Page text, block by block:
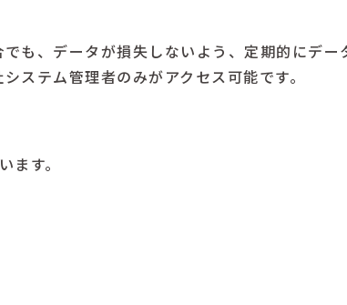
も、データが損失しないよう、定期的にデー
ステム管理者のみがアクセス可能です。
す。